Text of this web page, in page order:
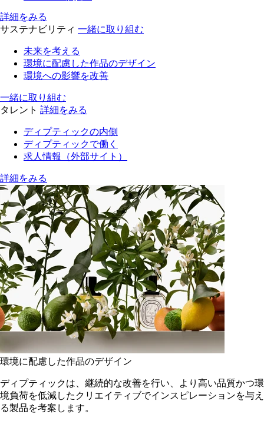
詳細をみる
サステナビリティ 一緒に取り組む
未来を考える
環境に配慮した作品のデザイン
環境への影響を改善
一緒に取り組む
タレント 詳細をみる
ディプティックの内側
ディプティックで働く
求人情報（外部サイト）
詳細をみる
環境に配慮した作品のデザイン
ディプティックは、継続的な改善を行い、より高い品質かつ環
境負荷を低減した​クリエイティブでインスピレーションを与え
る製品を考案します。